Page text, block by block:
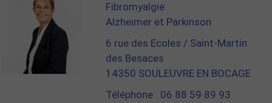
Fibromyalgie
Alzheimer et Parkinson
6 rue des Ecoles / Saint-Martin
des Besaces
14350 SOULEUVRE EN BOCAGE
Téléphone : 06 88 59 89 93